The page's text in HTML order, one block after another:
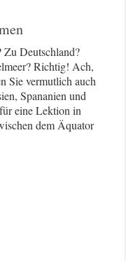
Deutschland?
Richtig! Ach,
Sie vermutlich auch
Spananien und
eine Lektion in
dem Äquator